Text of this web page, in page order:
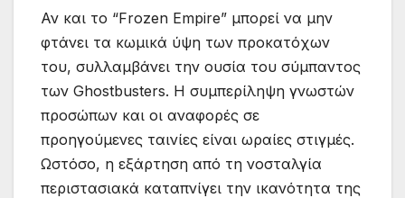
Αν και το “Frozen Empire” μπορεί να μην
φτάνει τα κωμικά ύψη των προκατόχων
του, συλλαμβάνει την ουσία του σύμπαντος
των Ghostbusters. Η συμπερίληψη γνωστών
προσώπων και οι αναφορές σε
προηγούμενες ταινίες είναι ωραίες στιγμές.
Ωστόσο, η εξάρτηση από τη νοσταλγία
περιστασιακά καταπνίγει την ικανότητα της